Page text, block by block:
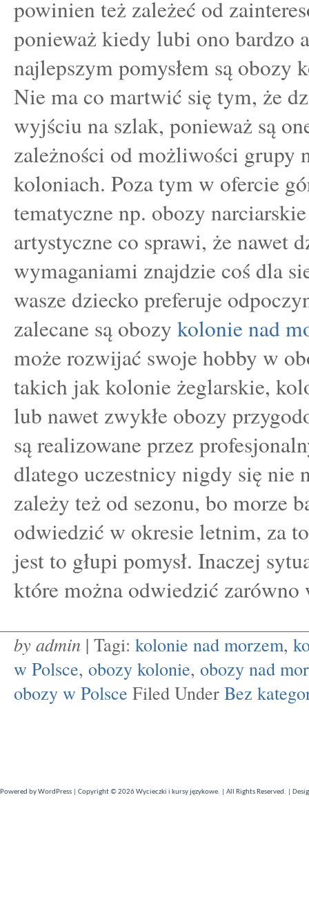
powinien też zależeć od
ponieważ kiedy lubi ono bardzo
najlepszym pomysłem są obozy
Nie ma co martwić się tym, że
wyjściu na szlak, ponieważ są
zależności od możliwości grupy
koloniach. Poza tym w ofercie
tematyczne np. obozy
artystyczne co sprawi, że nawet
wymaganiami znajdzie coś dla
wasze dziecko preferuje
zalecane są obozy kolonie nad
może rozwijać swoje hobby w
takich jak kolonie żeglarskie,
lub nawet zwykłe obozy
są realizowane przez
dlatego uczestnicy nigdy się nie
zależy też od sezonu, bo morze
odwiedzić w okresie letnim, za
jest to głupi pomysł. Inaczej
które można odwiedzić
by admin | Tagi: kolonie nad morzem,
w Polsce, obozy kolonie, obozy nad
obozy w Polsce Filed Under Bez
Powered byWordPress | Copyright © 2026Wycieczki i kursy językowe. | All Rights Reserved. |